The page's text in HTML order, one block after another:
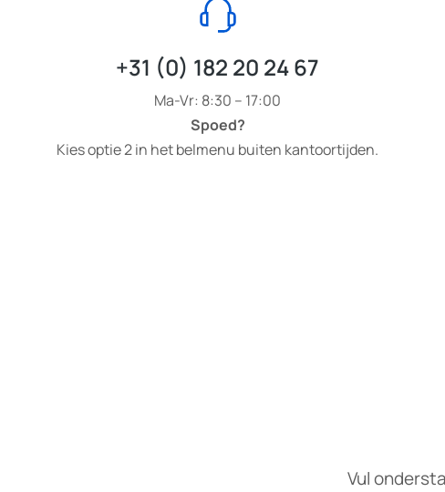
+31 (0) 182 20 24 67
Ma-Vr: 8:30 – 17:00
Spoed?
Kies optie 2 in het belmenu buiten kantoortijden.
Vul